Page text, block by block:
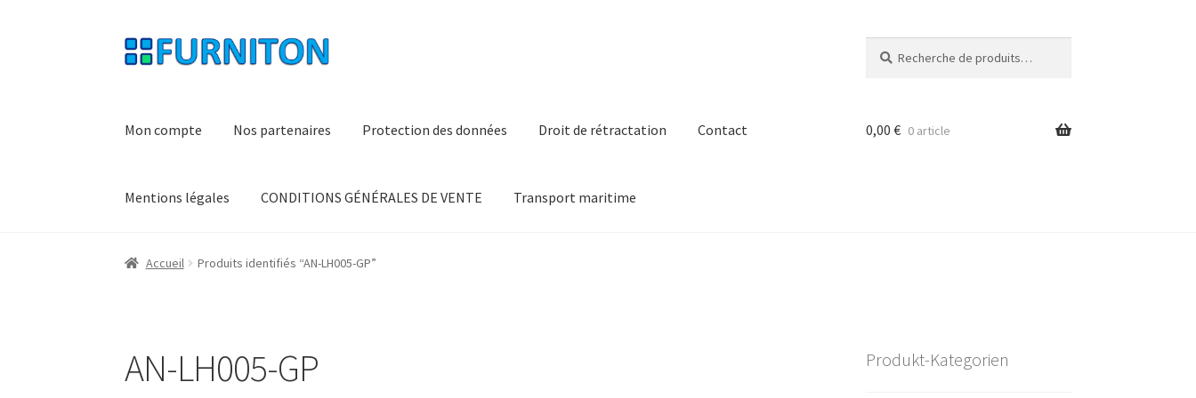
Aller
à
Aller
au
pour :
Mon compte Nos partenaires Protection des données Droit de rétractation Contact
Mentions légales CONDITIONS GÉNÉRALES DE VENTE Transport maritime
0,00 € 0 article
Accueil Produits identifiés “AN-LH005-GP”
AN-LH005-GP Produkt-Kategorien